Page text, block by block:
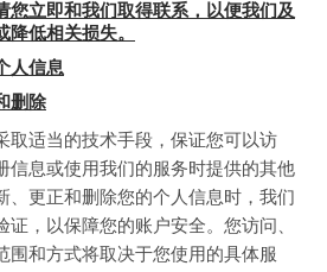
您立即和我们取得联系，以便我们及
降低相关损失。
人信息
删除
取适当的技术手段，保证您可以访
信息或使用我们的服务时提供的其他
、更正和删除您的个人信息时，我们
，以保障您的账户安全。您访问、
围和方式将取决于您使用的具体服